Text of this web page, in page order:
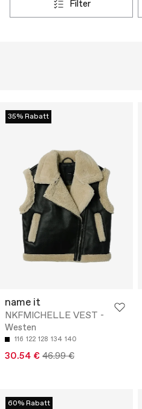
filter
35% Rabatt
name it
NKFMICHELLE VEST -
Westen
116 122 128 134 140
30.54 € 46.99 €
60% Rabatt